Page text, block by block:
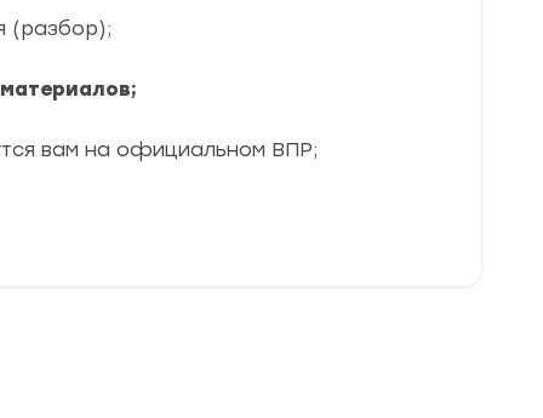
(разбор);
вам на официальном ВПР;